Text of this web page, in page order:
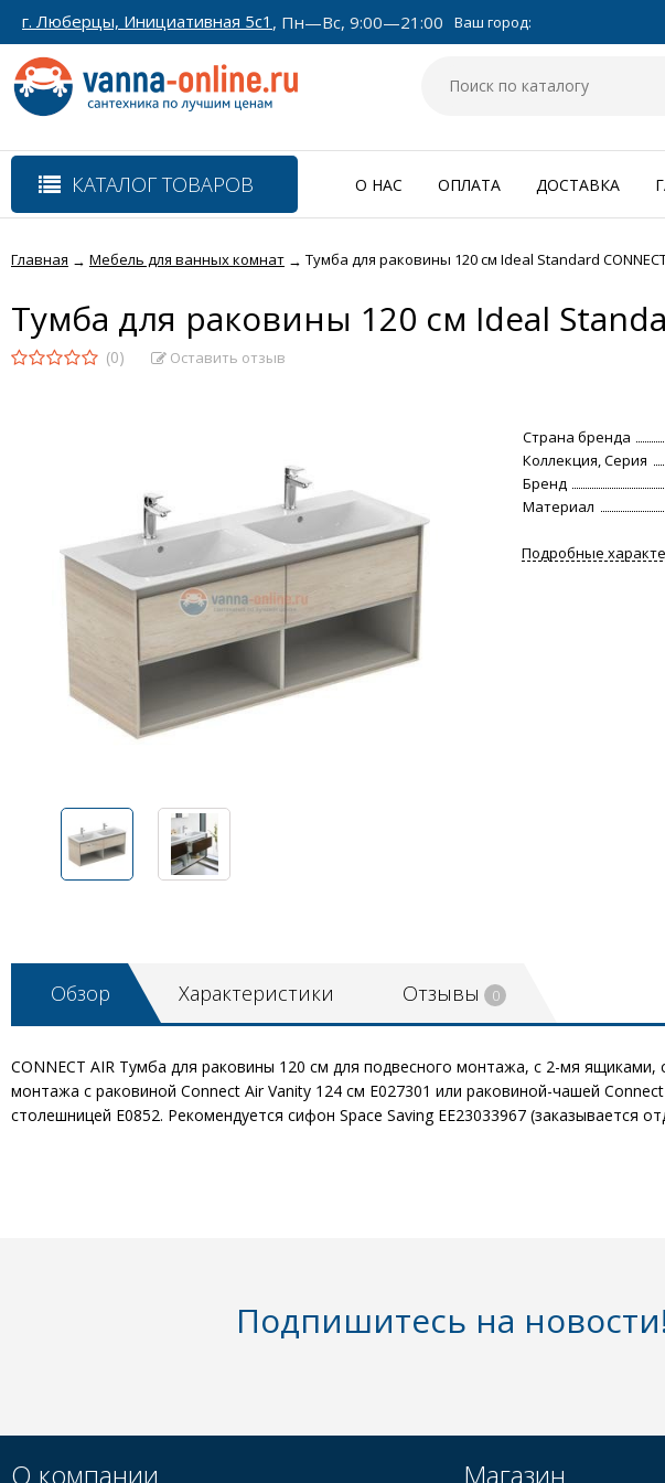
г. Люберцы, Инициативная 5с1 , Пн—Вс, 9:00—21:00 Ваш город:
КАТАЛОГ ТОВАРОВ О НАС ОПЛАТА ДОСТАВКА
Главная → Мебель для ванных комнат → Тумба для раковины 120 см Ideal Standard CONNECT
Тумба для раковины 120 см Ideal
(0) Оставить отзыв
Страна бренда
Коллекция, Серия
Бренд
Материал
Подробные
Обзор Характеристики Отзывы 0
CONNECT AIR Тумба для раковины 120 см для подвесного монтажа, с 2-мя
монтажа с раковиной Connect Air Vanity 124 см E027301 или раковиной-чашей
столешницей E0852. Рекомендуется сифон Space Saving EE23033967 (заказывается
Подпишитесь на новости!
О компании Магазин